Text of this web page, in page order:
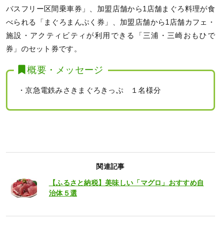
バスフリー区間乗車券」、加盟店舗から1店舗まぐろ料理が食
べられる「まぐろまんぷく券」、加盟店舗から1店舗カフェ・
施設・アクティビティが利用できる「三浦・三崎おもひで
券」のセット券です。
概要・メッセージ
・京急電鉄みさきまぐろきっぷ １名様分
関連記事
【ふるさと納税】美味しい「マグロ」おすすめ自
治体５選